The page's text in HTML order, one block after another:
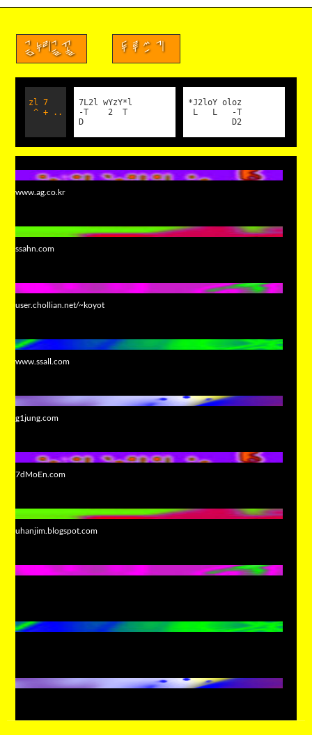
금누리글꼴 두루쓰기
zl 7
^ + ..
7L2l wYzY*l
-T 2 T
D
*J2loY oloz
L L -T
D2
www.ag.co.kr
ssahn.com
user.chollian.net/~koyot
www.ssall.com
g1jung.com
7dMoEn.com
uhanjim.blogspot.com